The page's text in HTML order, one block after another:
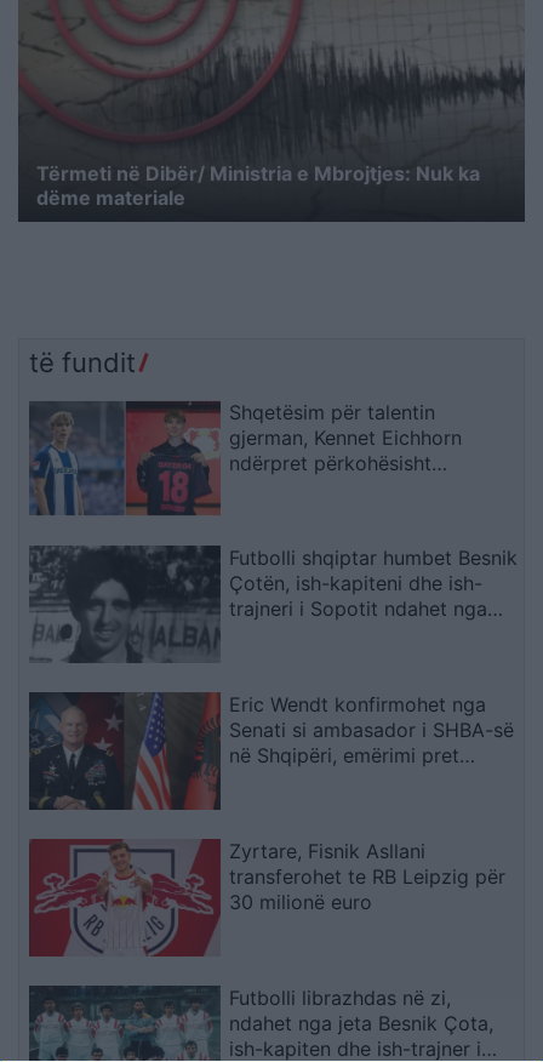
Tërmeti në Dibër/ Ministria e Mbrojtjes: Nuk ka
dëme materiale
të fundit
Shqetësim për talentin
gjerman, Kennet Eichhorn
ndërpret përkohësisht
Futbolli shqiptar humbet Besnik
Çotën, ish-kapiteni dhe ish-
trajneri i Sopotit ndahet nga
Eric Wendt konfirmohet nga
Senati si ambasador i SHBA-së
në Shqipëri, emërimi pret
Zyrtare, Fisnik Asllani
transferohet te RB Leipzig për
30 milionë euro
Futbolli librazhdas në zi,
ndahet nga jeta Besnik Çota,
ish-kapiten dhe ish-trajner i